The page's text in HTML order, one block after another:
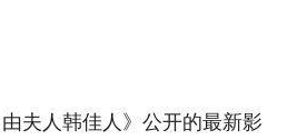
夫人韩佳人》公开的最新影